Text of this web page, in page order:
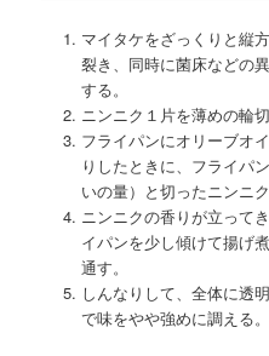
マイタケをざっくりと縦
裂き、同時に菌床などの
する。
ニンニク１片を薄めの輪切
フライパンにオリーブオ
りしたときに、フライパ
いの量）と切ったニンニ
ニンニクの香りが立って
イパンを少し傾けて揚げ
通す。
しんなりして、全体に透
で味をやや強めに調える。